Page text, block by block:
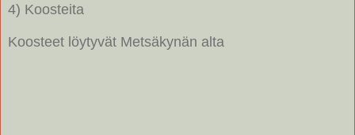
4) Koosteita
Koosteet löytyvät Metsäkynän alta